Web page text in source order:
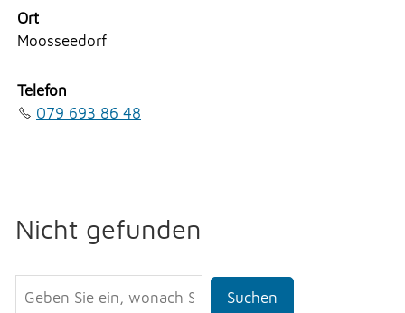
Ort
Moosseedorf
Telefon
079 693 86 48
Nicht gefunden
Suchen